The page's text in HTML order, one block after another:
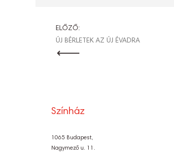
ELŐZŐ:
ÚJ BÉRLETEK AZ ÚJ ÉVADRA
Színház
1065 Budapest,
Nagymező u. 11.